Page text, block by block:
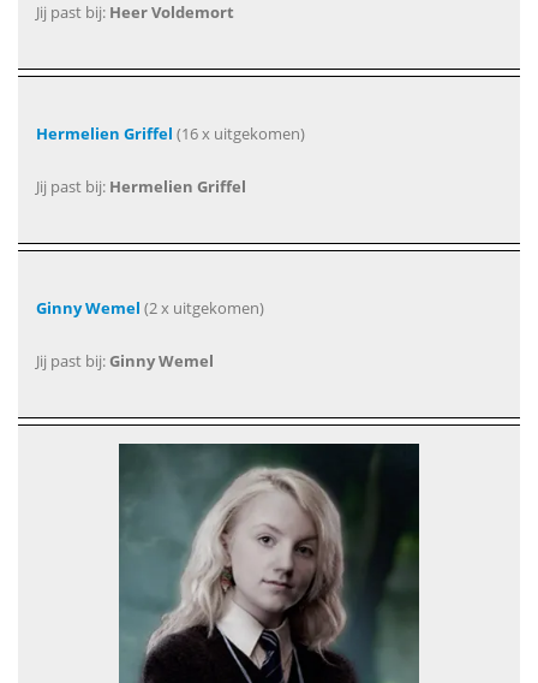
Jij past bij: Heer Voldemort
Hermelien Griffel (16 x uitgekomen)
Jij past bij: Hermelien Griffel
Ginny Wemel (2 x uitgekomen)
Jij past bij:Ginny Wemel